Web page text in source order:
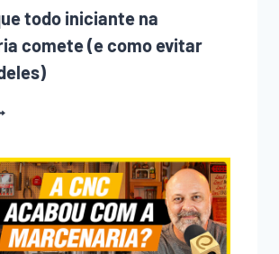
todo iniciante na
comete (e como evitar